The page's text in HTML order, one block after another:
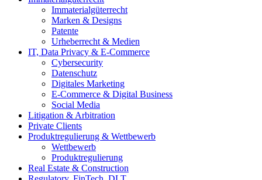
Immaterialgüterrecht
Marken & Designs
Patente
Urheberrecht & Medien
IT, Data Privacy & E-Commerce
Cybersecurity
Datenschutz
Digitales Marketing
E-Commerce & Digital Business
Social Media
Litigation & Arbitration
Private Clients
Produktregulierung & Wettbewerb
Wettbewerb
Produktregulierung
Real Estate & Construction